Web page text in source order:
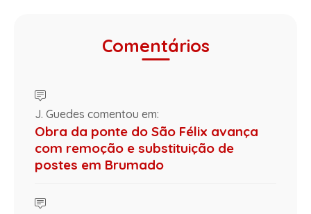
Comentários
J. Guedes comentou em:
Obra da ponte do São Félix avança
com remoção e substituição de
postes em Brumado